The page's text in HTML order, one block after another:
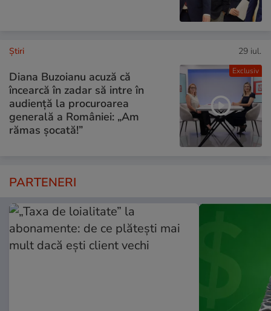
Exclusiv
Ştiri 29 iul.
Diana Buzoianu acuză că
încearcă în zadar să intre în
audiență la procuroarea
generală a României: „Am
rămas șocată!”
PARTENERI